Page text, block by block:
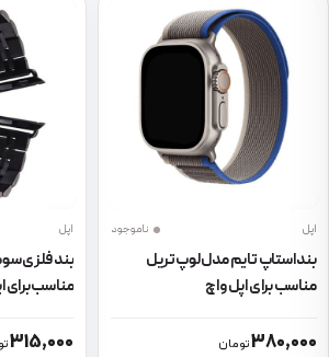
اپل ناموجود
بند استاپ تایم مدل لوپ تریل
مناسب برای اپل واچ
380,000تومان
این محصول دارای انواع مختلفی می باشد.
اپل
مناسب برای اپل واچ
315,000
این